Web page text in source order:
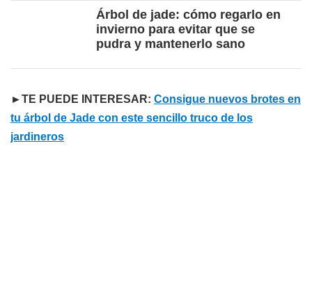
Árbol de jade: cómo regarlo en
invierno para evitar que se
pudra y mantenerlo sano
►TE PUEDE INTERESAR: Consigue nuevos brotes en
tu árbol de Jade con este sencillo truco de los
jardineros